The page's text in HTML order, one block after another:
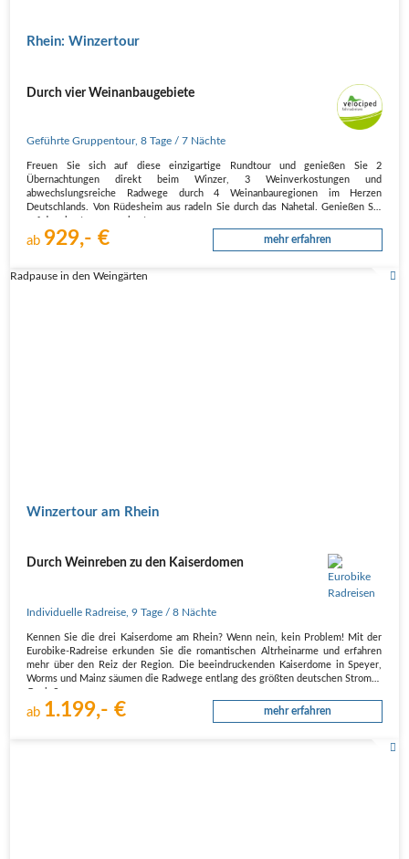
Rhein: Winzertour
Durch vier Weinanbaugebiete
Geführte Gruppentour,8 Tage / 7 Nächte
Freuen Sie sich auf diese einzigartige Rundtour und genießen Sie 2
Übernachtungen direkt beim Winzer, 3 Weinverkostungen und
abwechslungsreiche Radwege durch 4 Weinanbauregionen im Herzen
Deutschlands. Von Rüdesheim aus radeln Sie durch das Nahetal. Genießen Sie
ab 929,- € mehr erfahren
Radpause in den Weingärten
Winzertour am Rhein
Durch Weinreben zu den Kaiserdomen
Individuelle Radreise ,9 Tage / 8 Nächte
Kennen Sie die drei Kaiserdome am Rhein? Wenn nein, kein Problem! Mit der
Eurobike-Radreise erkunden Sie die romantischen Altrheinarme und erfahren
mehr über den Reiz der Region. Die beeindruckenden Kaiserdome in Speyer,
Worms und Mainz säumen die Radwege entlang des größten deutschen Stroms.
ab 1.199,- € mehr erfahren